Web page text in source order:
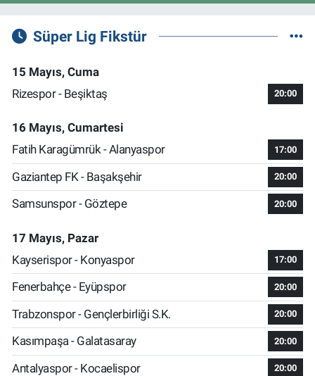
Süper Lig Fikstür
15 Mayıs, Cuma
Rizespor - Beşiktaş
20:00
16 Mayıs, Cumartesi
Fatih Karagümrük - Alanyaspor
17:00
Gaziantep FK - Başakşehir 20:00
Samsunspor - Göztepe 20:00
17 Mayıs, Pazar
Kayserispor - Konyaspor
17:00
Fenerbahçe - Eyüpspor 20:00
Trabzonspor - Gençlerbirliği S.K. 20:00
Kasımpaşa - Galatasaray 20:00
Antalyaspor - Kocaelispor 20:00